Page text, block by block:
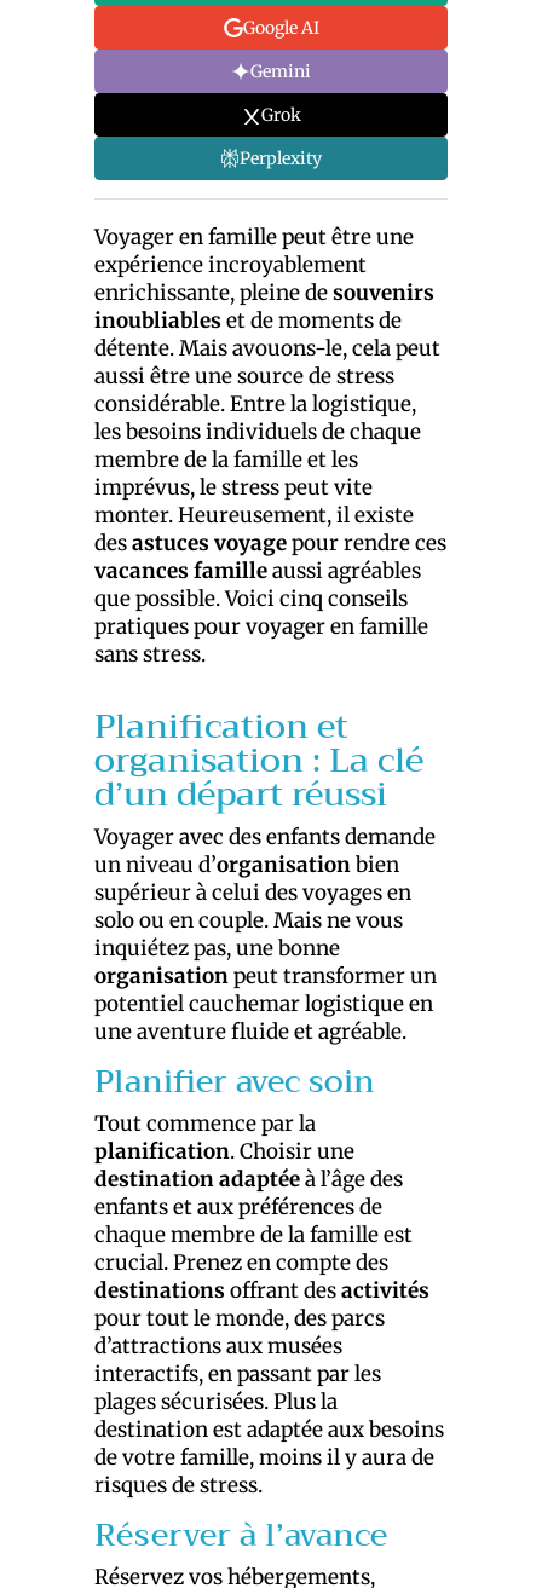
Google AI
Gemini
Grok
Perplexity
Voyager en famille peut être une
expérience incroyablement
enrichissante, pleine desouvenirs
inoubliableset de moments de
détente. Mais avouons-le, cela peut
aussi être une source de stress
considérable. Entre la logistique,
les besoins individuels de chaque
membre de la famille et les
imprévus, le stress peut vite
monter. Heureusement, il existe
desastuces voyagepour rendre ces
vacances familleaussi agréables
que possible. Voici cinq conseils
pratiques pour voyager en famille
sans stress.
Planification et
organisation : La clé
d’un départ réussi
Voyager avec des enfants demande
un niveau d’organisationbien
supérieur à celui des voyages en
solo ou en couple. Mais ne vous
inquiétez pas, une bonne
organisationpeut transformer un
potentiel cauchemar logistique en
une aventure fluide et agréable.
Planifier avec soin
Tout commence par la
planification. Choisir une
destination adaptéeà l’âge des
enfants et aux préférences de
chaque membre de la famille est
crucial. Prenez en compte des
destinationsoffrant desactivités
pour tout le monde, des parcs
d’attractions aux musées
interactifs, en passant par les
plages sécurisées. Plus la
destination est adaptée aux besoins
de votre famille, moins il y aura de
risques de stress.
Réserver à l’avance
Réservez vos hébergements,